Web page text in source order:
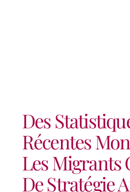
Des
Récentes
Les Migrants
De Stratégie